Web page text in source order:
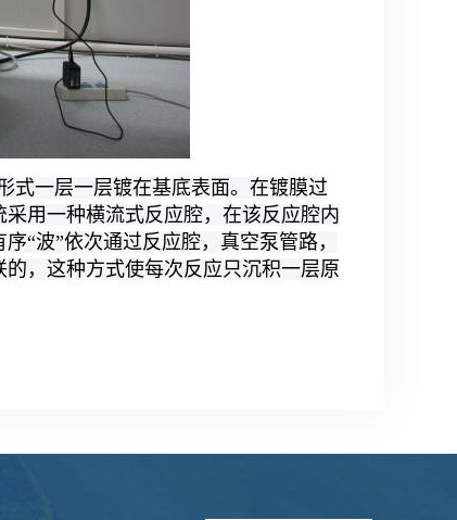
一层一层镀在基底表面。在镀膜过
用一种横流式反应腔，在该反应腔内
“波”依次通过反应腔，真空泵管路，
，这种方式使每次反应只沉积一层原